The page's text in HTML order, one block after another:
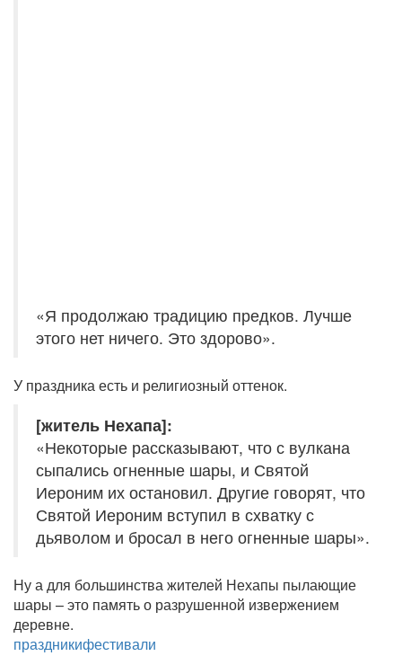
«Я продолжаю традицию предков. Лучше
этого нет ничего. Это здорово».
У праздника есть и религиозный оттенок.
[житель Нехапа]:
«Некоторые рассказывают, что с вулкана
сыпались огненные шары, и Святой
Иероним их остановил. Другие говорят, что
Святой Иероним вступил в схватку с
дьяволом и бросал в него огненные шары».
Ну а для большинства жителей Нехапы пылающие
шары – это память о разрушенной извержением
деревне.
праздникифестивали